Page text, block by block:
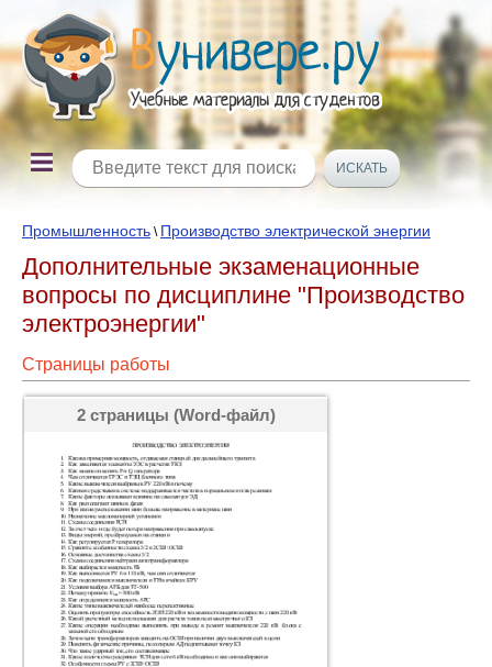
Промышленность \ Производство электрической энергии
Дополнительные экзаменационные
вопросы по дисциплине "Производство
электроэнергии"
Страницы работы
2 страницы (Word-файл)